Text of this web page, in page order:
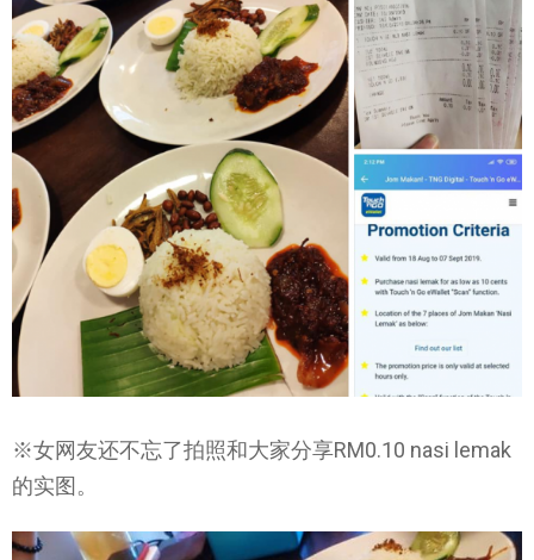
※女网友还不忘了拍照和大家分享RM0.10 nasi lemak
的实图。